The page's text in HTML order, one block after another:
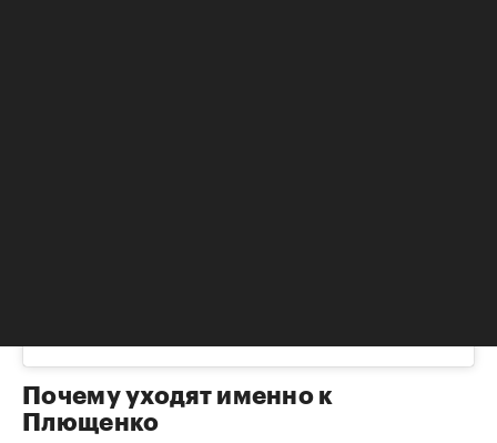
Почему уходят именно к
Плющенко